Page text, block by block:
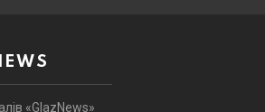
«GlazNews»